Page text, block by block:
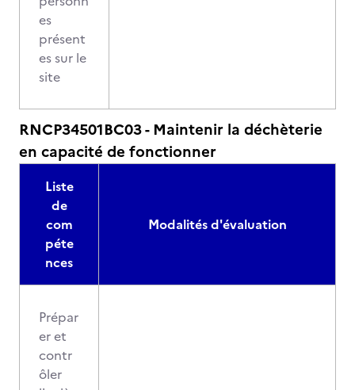
es
présent
es sur le
site
RNCP34501BC03 - Maintenir la déchèterie
en capacité de fonctionner
Liste
de
com
péte
nces
Modalités d'évaluation
Prépar
er et
contr
ôler